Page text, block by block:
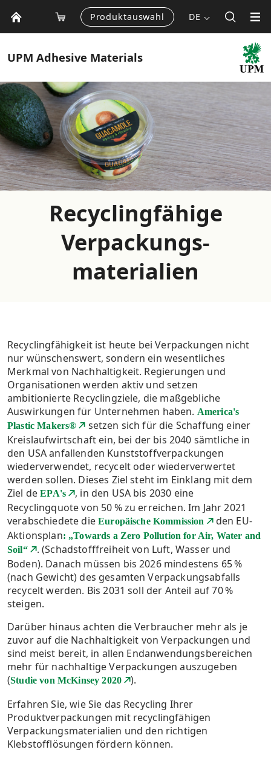
Produktauswahl DE
UPM Adhesive Materials
Recyclingfähige
Verpackungs­
materialien
Recyclingfähigkeit ist heute bei Verpackungen nicht
nur wünschenswert, sondern ein wesentliches
Merkmal von Nachhaltigkeit. Regierungen und
Organisationen werden aktiv und setzen
ambitionierte Recyclingziele, die maßgebliche
Auswirkungen für Unternehmen haben. America's
Plastic Makers®
setzen sich für die Schaffung einer
Kreislaufwirtschaft ein, bei der bis 2040 sämtliche in
den USA anfallenden Kunststoffverpackungen
wiederverwendet, recycelt oder wiederverwertet
werden sollen. Dieses Ziel steht im Einklang mit dem
Ziel deEPA's
, in den USA bis 2030 eine
Recyclingquote von 50 % zu erreichen. Im Jahr 2021
verabschiedete dieEuropäische Kommission
den EU-
Aktionsplan: „Towards a Zero Pollution for Air, Water and
Soil“
. (Schadstofffreiheit von Luft, Wasser und
Boden). Danach müssen bis 2026 mindestens 65 %
(nach Gewicht) des gesamten Verpackungsabfalls
recycelt werden. Bis 2031 soll der Anteil auf 70 %
steigen.
Darüber hinaus achten die Verbraucher mehr als je
zuvor auf die Nachhaltigkeit von Verpackungen und
sind meist bereit, in allen Endanwendungsbereichen
mehr für nachhaltige Verpackungen auszugeben
(Studie von McKinsey 2020
).
Erfahren Sie, wie Sie das Recycling Ihrer
Produktverpackungen mit recyclingfähigen
Verpackungsmaterialien und den richtigen
Klebstofflösungen fördern können.